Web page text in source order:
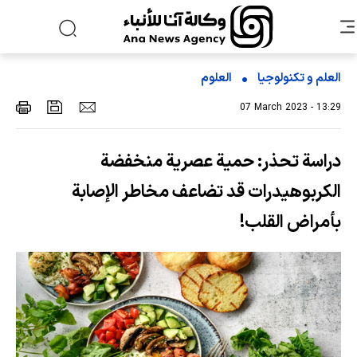
العلم و تکنولوجیا العلوم
07 March 2023 - 13:29
دراسة تحذر: حمية عصرية منخفضة
الكربوهيدرات قد تضاعف مخاطر الإصابة
بأمراض القلب!